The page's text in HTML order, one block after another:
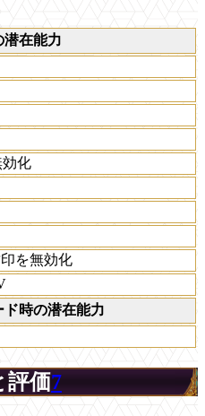
潜在能力
効化
を無効化
ド時の潜在能力
評価7